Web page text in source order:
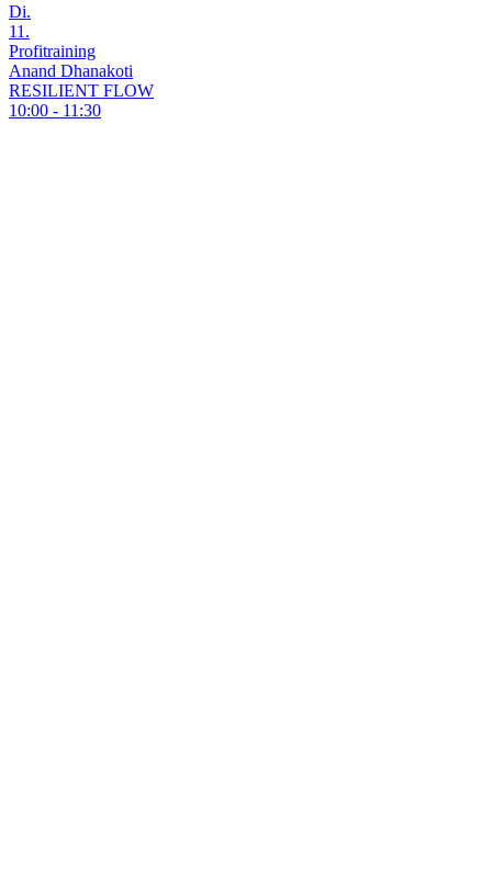
Di.
11.
Profitraining
Anand Dhanakoti
RESILIENT FLOW
10:00 - 11:30